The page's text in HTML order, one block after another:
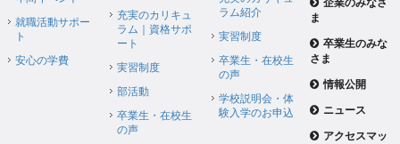
就職活動サポー
ト
安心の学費
充実のカリキュ
ラム｜資格サポ
ート
実習制度
部活動
卒業生・在校生
の声
ラム紹介
実習制度
卒業生・在校生
の声
学校説明会・体
験入学のお申込
企業のみなさ
ま
卒業生のみな
さま
情報公開
ニュース
アクセスマッ